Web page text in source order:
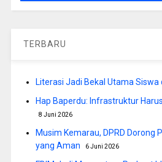
TERBARU
Literasi Jadi Bekal Utama Siswa
Hap Baperdu: Infrastruktur
8 Juni 2026
Musim Kemarau, DPRD Dorong
yang Aman
6 Juni 2026